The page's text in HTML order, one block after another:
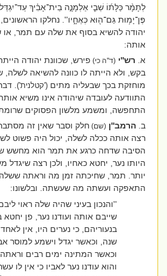
לְתָמָ֨ר כַּלָּת֜וֹ שְׁבִ֧י אַלְמָנָ֣ה בֵית־אָבִ֗יךְ עַד־יִגְדַּל֙
פֶּן־יָמ֥וּת גַּם־ה֖וּא כְּאֶחָ֑יו''.נחלקו הראשונים,
יהודה להשיא בסוף את שלה עם תמר, או
אותה:
א.רש''י (ד''ה כי)פירש, שכוונת יהודה
בקש, ולא הייתה לו כוונה להשיאה לשלה,
מוחזקת בכך שבעליה מתים('קטלנית').
התוודעה לעובדה שיהודה אינו משיא אותה
התחפשה, ומשמע מלשון הפסוקים שרומתה
ב.הרמב''ן (שם)חלק וסבר שאין זה מסתבר,
רצה אותה ככלה לשלה, יכול היה פשוט
הסיבה שדחה כרגע את תמר הוא מחשש
היותו נער, יחטא כאחיו, ולכן רצה שיגדל
יותר. תמר, שחיכתה זמן מה וראתה ששלה
התאפקה ועשתה מה שעשתה. ובלשונו:
''והנכון בעיני שהיה שלה ראוי
שייבם אותה ועודנו נער, פן יחטא
בנעוריהם, כי נערים היו, אין
שנה, וכאשר יגדל וישמע למוסר
וכאשר המתינה ימים רבים וראתה
והוא עודנו נער לאביו כי אין לו